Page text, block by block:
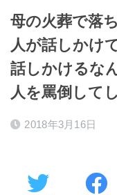
母の火葬で落
人が話しかけ
話しかけるな
人を罵倒して
2018年3月16日